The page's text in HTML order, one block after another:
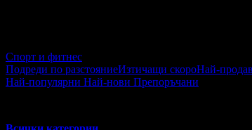
Спорт и фитнес
Подреди по разстояниеИзтичащи скороНай-
Най-популярни Най-нови Препоръчани